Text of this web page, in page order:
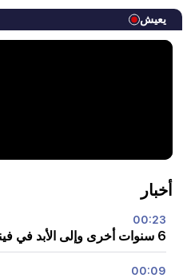
يعيش
أخبار
00:23
6 سنوات أخرى وإلى الأبد في فينيسيوس "الحقيقي".
00:09